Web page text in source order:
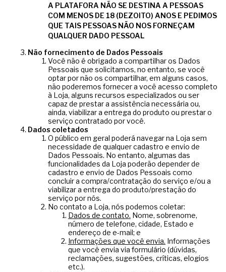
A PLATAFORA NÃO SE DESTINA A PESSOAS
COM MENOS DE 18 (DEZOITO) ANOS E PEDIMOS
QUE TAIS PESSOAS NÃO NOS FORNEÇAM
QUALQUER DADO PESSOAL
Não fornecimento de Dados Pessoais
Você não é obrigado a compartilhar os Dados
Pessoais que solicitamos, no entanto, se você
optar por não os compartilhar, em alguns casos,
não poderemos fornecer a você acesso completo
à Loja, alguns recursos especializados ou ser
capaz de prestar a assistência necessária ou,
ainda, viabilizar a entrega do produto ou prestar o
serviço contratado por você.
Dados coletados
O público em geral poderá navegar na Loja sem
necessidade de qualquer cadastro e envio de
Dados Pessoais. No entanto, algumas das
funcionalidades da Loja poderão depender de
cadastro e envio de Dados Pessoais como
concluir a compra/contratação do serviço e/ou a
viabilizar a entrega do produto/prestação do
serviço por nós.
No contato a Loja, nós podemos coletar:
Dados de contato. Nome, sobrenome,
número de telefone, cidade, Estado e
endereço de e-mail; e
Informações que você envia. Informações
que você envia via formulário (dúvidas,
reclamações, sugestões, críticas, elogios
etc.).